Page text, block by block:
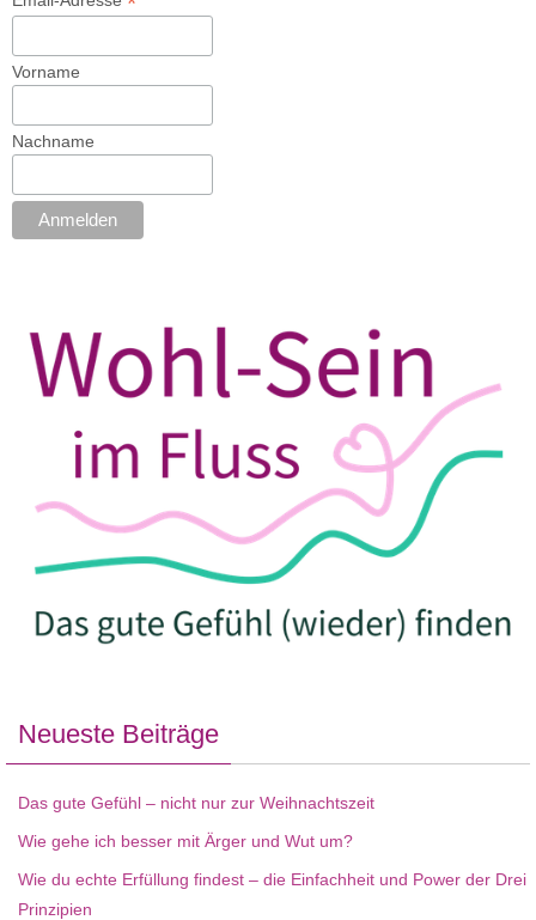
Vorname
Nachname
Neueste Beiträge
Das gute Gefühl – nicht nur zur Weihnachtszeit
Wie gehe ich besser mit Ärger und Wut um?
Wie du echte Erfüllung findest – die Einfachheit und Power der Drei
Prinzipien